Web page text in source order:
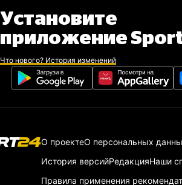
Установите
приложение
Что нового? История изменений
О проектеО персональных
История версийРедакцияНаши
Правила применения